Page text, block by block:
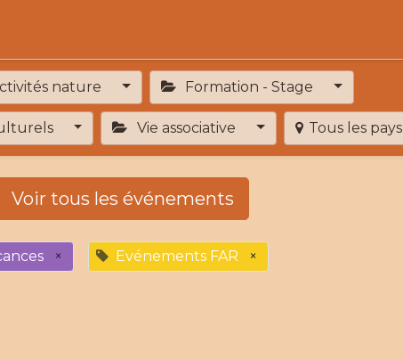
nature Formation - Stage
Vie associative Tous les pays
Voir tous les événements
× Evénements FAR ×